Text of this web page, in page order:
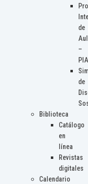
de
–
PIA
de
Biblioteca
Catálogo
en
línea
Revistas
digitales
Calendario